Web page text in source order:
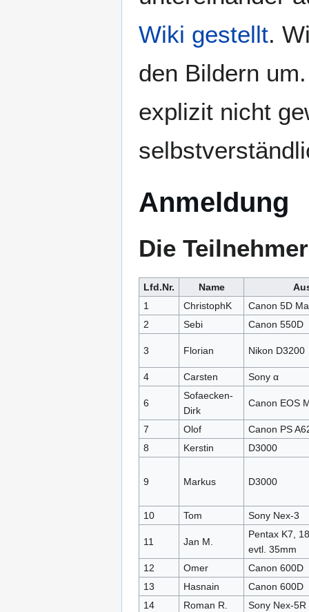
Wiki gestellt.
den Bildern
explizit nicht
Anmeldung
Die
Lfd.Nr. Name
1
ChristophK
Canon 5D
2
Sebi Canon 550D
3 Florian Nikon D3200
4 Carsten Sony α
6
Sofaecken-
Dirk
Canon EOS
7 Olof
Canon PS
8
Kerstin D3000
9 Markus D3000
10 Tom Sony Nex-3
11 Jan M.
Pentax K7,
evtl. 35mm
12
Omer
Canon 600D
13
Hasnain
Canon 600D
14
Roman R.
Sony Nex-5R